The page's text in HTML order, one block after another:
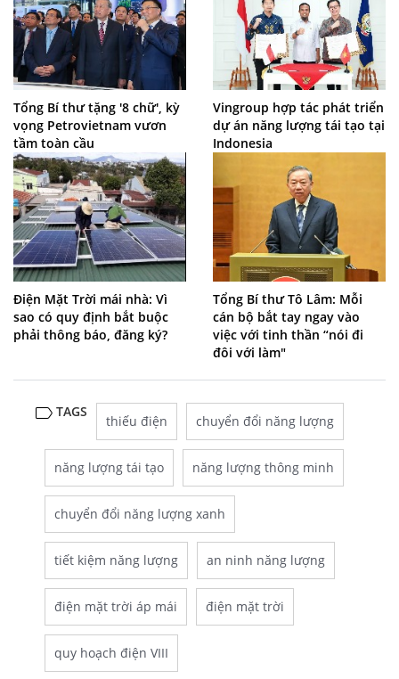
Tổng Bí thư tặng '8 chữ', kỳ
vọng Petrovietnam vươn
tầm toàn cầu
Vingroup hợp tác phát triển
dự án năng lượng tái tạo tại
Indonesia
Điện Mặt Trời mái nhà: Vì
sao có quy định bắt buộc
phải thông báo, đăng ký?
Tổng Bí thư Tô Lâm: Mỗi
cán bộ bắt tay ngay vào
việc với tinh thần “nói đi
đôi với làm"
TAGS
thiếu điện chuyển đổi năng lượng
năng lượng tái tạo năng lượng thông minh
chuyển đổi năng lượng xanh
tiết kiệm năng lượng an ninh năng lượng
điện mặt trời áp mái điện mặt trời
quy hoạch điện VIII